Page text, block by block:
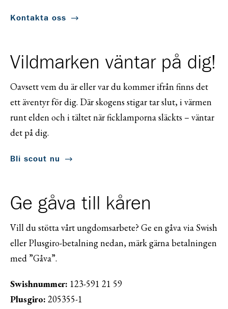
Kontakta oss
Vildmarken väntar på dig!
Oavsett vem du är eller var du kommer ifrån finns det
ett äventyr för dig. Där skogens stigar tar slut, i värmen
runt elden och i tältet när ficklamporna släckts – väntar
det på dig.
Bli scout nu
Ge gåva till kåren
Vill du stötta vårt ungdomsarbete? Ge en gåva via Swish
eller Plusgiro-betalning nedan, märk gärna betalningen
med ”Gåva”.
Swishnummer: 123-591 21 59
Plusgiro: 205355-1